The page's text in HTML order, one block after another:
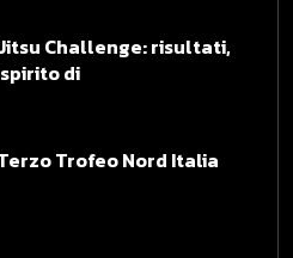
Challenge: risultati,
di
Terzo Trofeo Nord Italia